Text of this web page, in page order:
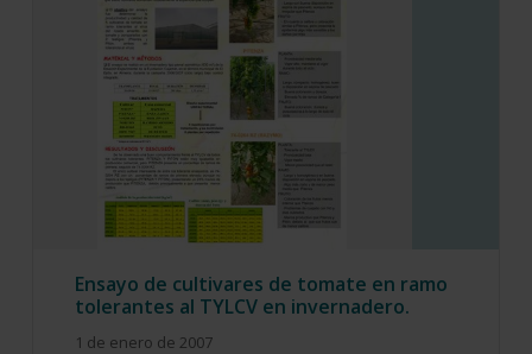
Ensayo de cultivares de tomate en ramo
tolerantes al TYLCV en invernadero.
1 de enero de 2007